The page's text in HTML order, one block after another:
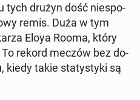
tych drużyn dość nie­spo­
remis. Duża w tym
Eloya Rooma, który
To rekord meczów bez do­
kiedy takie sta­ty­sty­ki są